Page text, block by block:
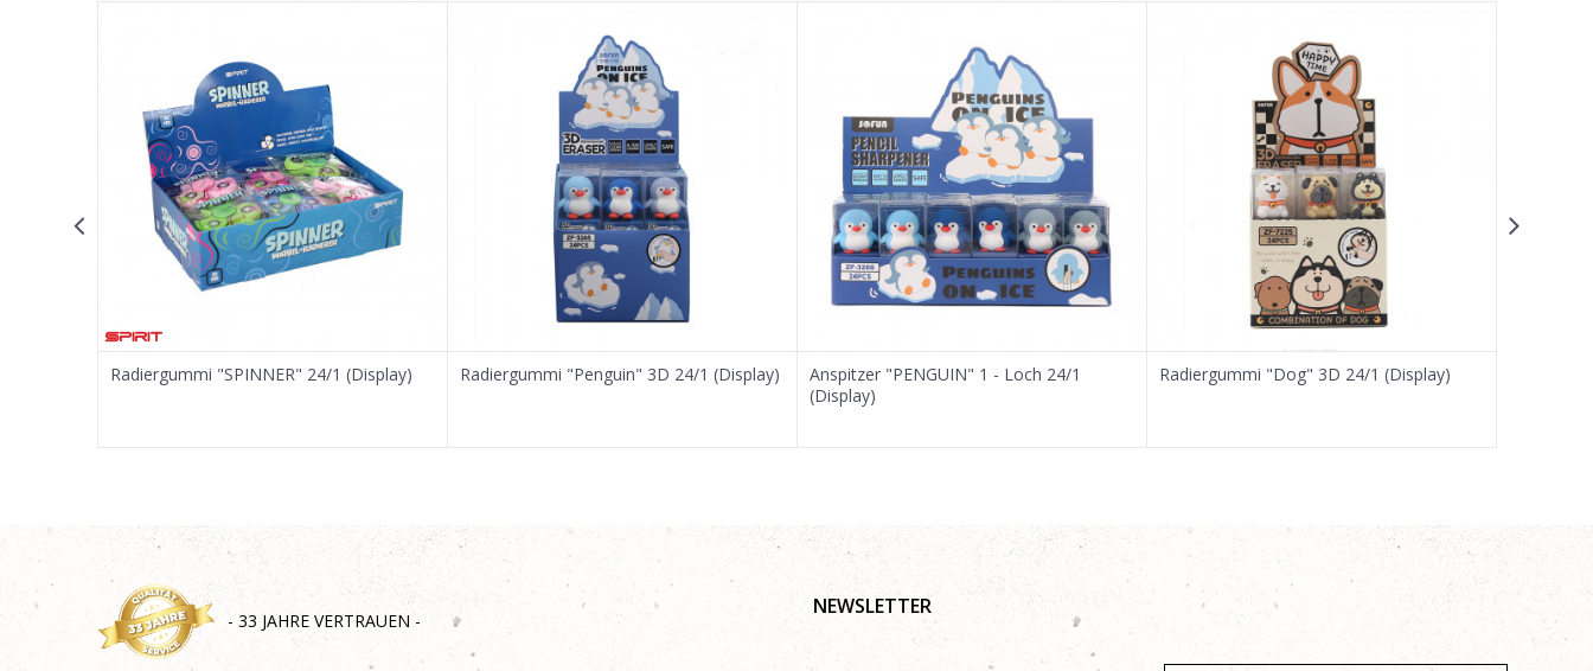
Nachricht
Radiergummi "SPINNER" 24/1 (Display) Radiergummi "Penguin" 3D 24/1 (Display)
Anspitzer "PENGUIN" 1 - Loch 24/1
(Display)
Radiergummi "Dog" 3D 24/1 (Display)
- 33 JAHRE VERTRAUEN -
NEWSLETTER